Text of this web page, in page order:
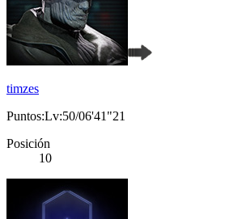
timzes
Puntos:Lv:50/06'41"21
Posición
10